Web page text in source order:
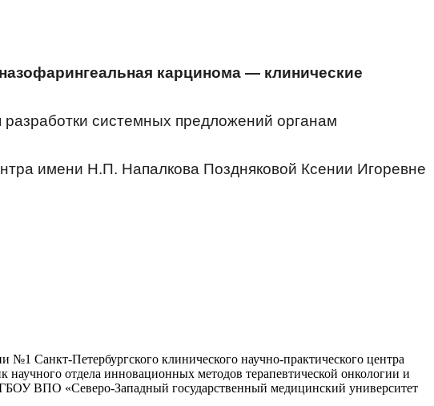
карцинома — клинические
системных предложений органам
имени Н.П. Напалкова Поздняковой Ксении Игоревне
Санкт-Петербургского клинического научно-практического центра
отдела инновационных методов терапевтической онкологии и
ВПО «Северо-Западный государственный медицинский университет